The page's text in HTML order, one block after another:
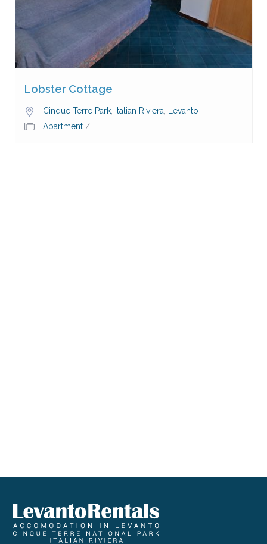
Lobster Cottage
Cinque Terre Park, Italian Riviera
Levanto
Apartment/